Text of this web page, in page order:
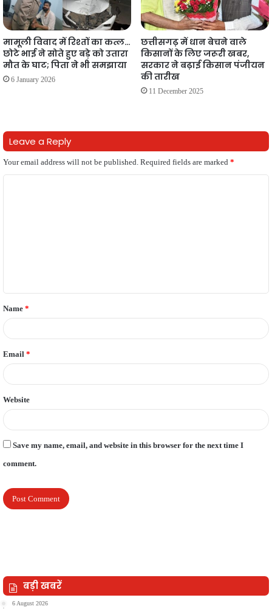
मामूली विवाद में रिश्तों का कत्ल…
छोटे भाई ने सोते हुए बड़े को उतारा
मौत के घाट; पिता ने भी समझाया
6 January 2026
छत्तीसगढ़ में धान बेचने वाले
किसानों के लिए जरूरी खबर,
सरकार ने बढ़ाई किसान पंजीयन
की तारीख
11 December 2025
Leave a Reply
Your email address will not be published. Required fields are marked *
t
*
Name *
Email *
Website
Save my name, email, and website in this browser for the next time I
comment.
बड़ी खबरें
6 August 2026